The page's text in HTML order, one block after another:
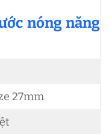
nóng năng
27mm